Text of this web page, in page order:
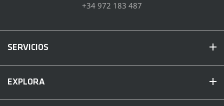
+34 972 183 487
SERVICIOS
EXPLORA